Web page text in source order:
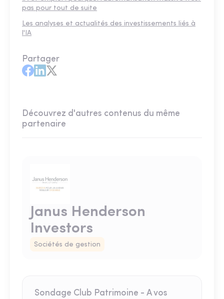
pas pour tout de suite
Les analyses et actualités des investissements liés à
l'IA
Partager
Découvrez d'autres contenus du même
partenaire
Janus Henderson
Investors
Sociétés de gestion
Sondage Club Patrimoine - A vos